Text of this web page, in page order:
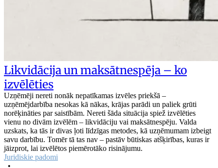
Likvidācija un maksātnespēja – ko
izvēlēties
Uzņēmēji nereti nonāk nepatīkamas izvēles priekšā –
uzņēmējdarbība nesokas kā nākas, krājas parādi un paliek grūti
norēķināties par saistībām. Nereti šāda situācija spiež izvēlēties
vienu no divām izvēlēm – likvidāciju vai maksātnespēju. Valda
uzskats, ka tās ir divas ļoti līdzīgas metodes, kā uzņēmumam izbeigt
savu darbību. Tomēr tā tas nav – pastāv būtiskas atšķirības, kuras ir
jāizprot, lai izvēlētos piemērotāko risinājumu.
Juridiskie padomi
•